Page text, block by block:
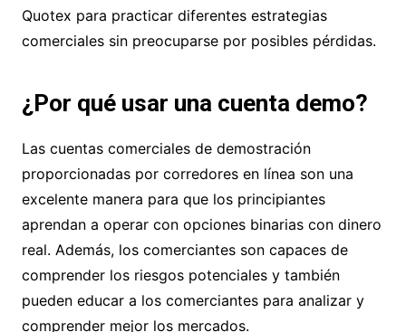
Quotex para practicar diferentes estrategias
comerciales sin preocuparse por posibles pérdidas.
¿Por qué usar una cuenta demo?
Las cuentas comerciales de demostración
proporcionadas por corredores en línea son una
excelente manera para que los principiantes
aprendan a operar con opciones binarias con dinero
real. Además, los comerciantes son capaces de
comprender los riesgos potenciales y también
pueden educar a los comerciantes para analizar y
comprender mejor los mercados.